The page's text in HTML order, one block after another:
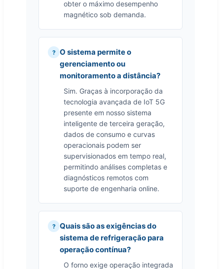
obter o máximo desempenho
magnético sob demanda.
O sistema permite o
gerenciamento ou
monitoramento a distância?
Sim. Graças à incorporação da
tecnologia avançada de IoT 5G
presente em nosso sistema
inteligente de terceira geração,
dados de consumo e curvas
operacionais podem ser
supervisionados em tempo real,
permitindo análises completas e
diagnósticos remotos com
suporte de engenharia online.
Quais são as exigências do
sistema de refrigeração para
operação contínua?
O forno exige operação integrada